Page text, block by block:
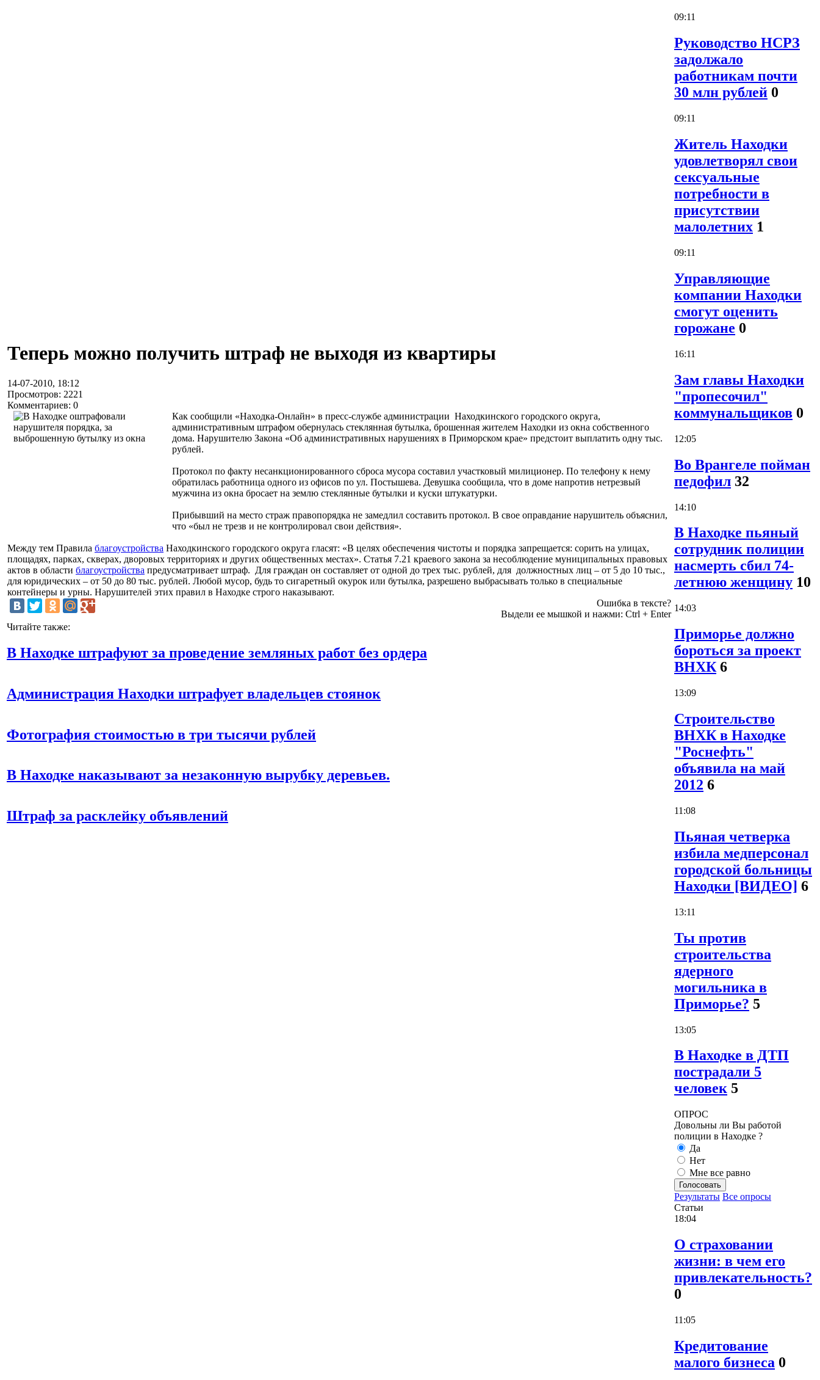
Теперь можно получить штраф не выходя из квартиры
14-07-2010, 18:12
Просмотров: 2221
Комментариев: 0
Как сообщили «Находка-Онлайн» в пресс-службе администрации Находкинского городского округа,
административным штрафом обернулась стеклянная бутылка, брошенная жителем Находки из окна собственного
дома. Нарушителю Закона «Об административных нарушениях в Приморском крае» предстоит выплатить одну тыс.
рублей.
Протокол по факту несанкционированного сброса мусора составил участковый милиционер. По телефону к нему
обратилась работница одного из офисов по ул. Постышева. Девушка сообщила, что в доме напротив нетрезвый
мужчина из окна бросает на землю стеклянные бутылки и куски штукатурки.
Прибывший на место страж правопорядка не замедлил составить протокол. В свое оправдание нарушитель объяснил,
что «был не трезв и не контролировал свои действия».
Между тем Правила благоустройства Находкинского городского округа гласят: «В целях обеспечения чистоты и порядка запрещается: сорить на улицах,
площадях, парках, скверах, дворовых территориях и других общественных местах». Статья 7.21 краевого закона за несоблюдение муниципальных правовых
актов в области благоустройства предусматривает штраф. Для граждан он составляет от одной до трех тыс. рублей, для должностных лиц – от 5 до 10 тыс.,
для юридических – от 50 до 80 тыс. рублей. Любой мусор, будь то сигаретный окурок или бутылка, разрешено выбрасывать только в специальные
контейнеры и урны. Нарушителей этих правил в Находке строго наказывают.
Ошибка в тексте?
Выдели ее мышкой и нажми: Ctrl + Enter
Читайте также:
В Находке штрафуют за проведение земляных работ без ордера
Администрация Находки штрафует владельцев стоянок
Фотография стоимостью в три тысячи рублей
В Находке наказывают за незаконную вырубку деревьев.
Штраф за расклейку объявлений
09:11
Руководство НСРЗ
задолжало
работникам почти
30 млн рублей 0
09:11
Житель Находки
удовлетворял свои
сексуальные
потребности в
присутствии
малолетних 1
09:11
Управляющие
компании Находки
смогут оценить
горожане 0
16:11
Зам главы Находки
"пропесочил"
коммунальщиков 0
12:05
Во Врангеле пойман
педофил 32
14:10
В Находке пьяный
сотрудник полиции
насмерть сбил 74-
летнюю женщину 10
14:03
Приморье должно
бороться за проект
ВНХК 6
13:09
Строительство
ВНХК в Находке
"Роснефть"
объявила на май
2012 6
11:08
Пьяная четверка
избила медперсонал
городской больницы
Находки [ВИДЕО] 6
13:11
Ты против
строительства
ядерного
могильника в
Приморье? 5
13:05
В Находке в ДТП
пострадали 5
человек 5
ОПРОС
Довольны ли Вы работой
полиции в Находке ?
Да
Нет
Мне все равно
Голосовать
Результаты Все опросы
Статьи
18:04
О страховании
жизни: в чем его
привлекательность?
0
11:05
Кредитование
малого бизнеса 0